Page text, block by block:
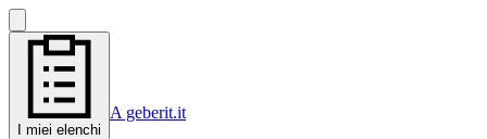
I miei elenchi
A geberit.it